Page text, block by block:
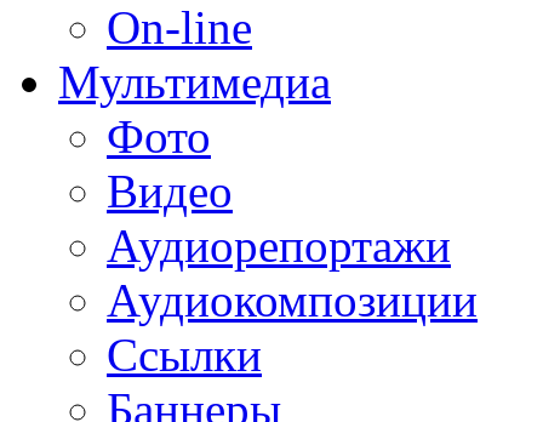
On-line
Мультимедиа
Фото
Видео
Аудиорепортажи
Аудиокомпозиции
Ссылки
Баннеры